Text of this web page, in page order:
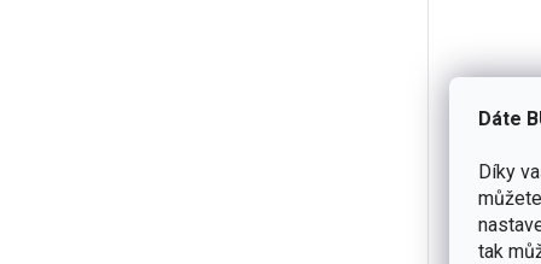
Dáte
Díky
tak
Bunda